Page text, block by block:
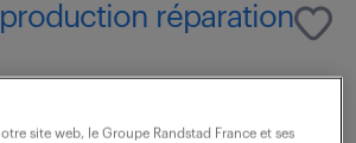
réparation
site web, le Groupe Randstad France et ses